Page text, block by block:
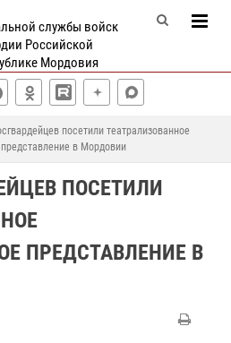
службы войск
Российской
Мордовия
посетили театрализованное
в Мордовии
ПОСЕТИЛИ
ПРЕДСТАВЛЕНИЕ В